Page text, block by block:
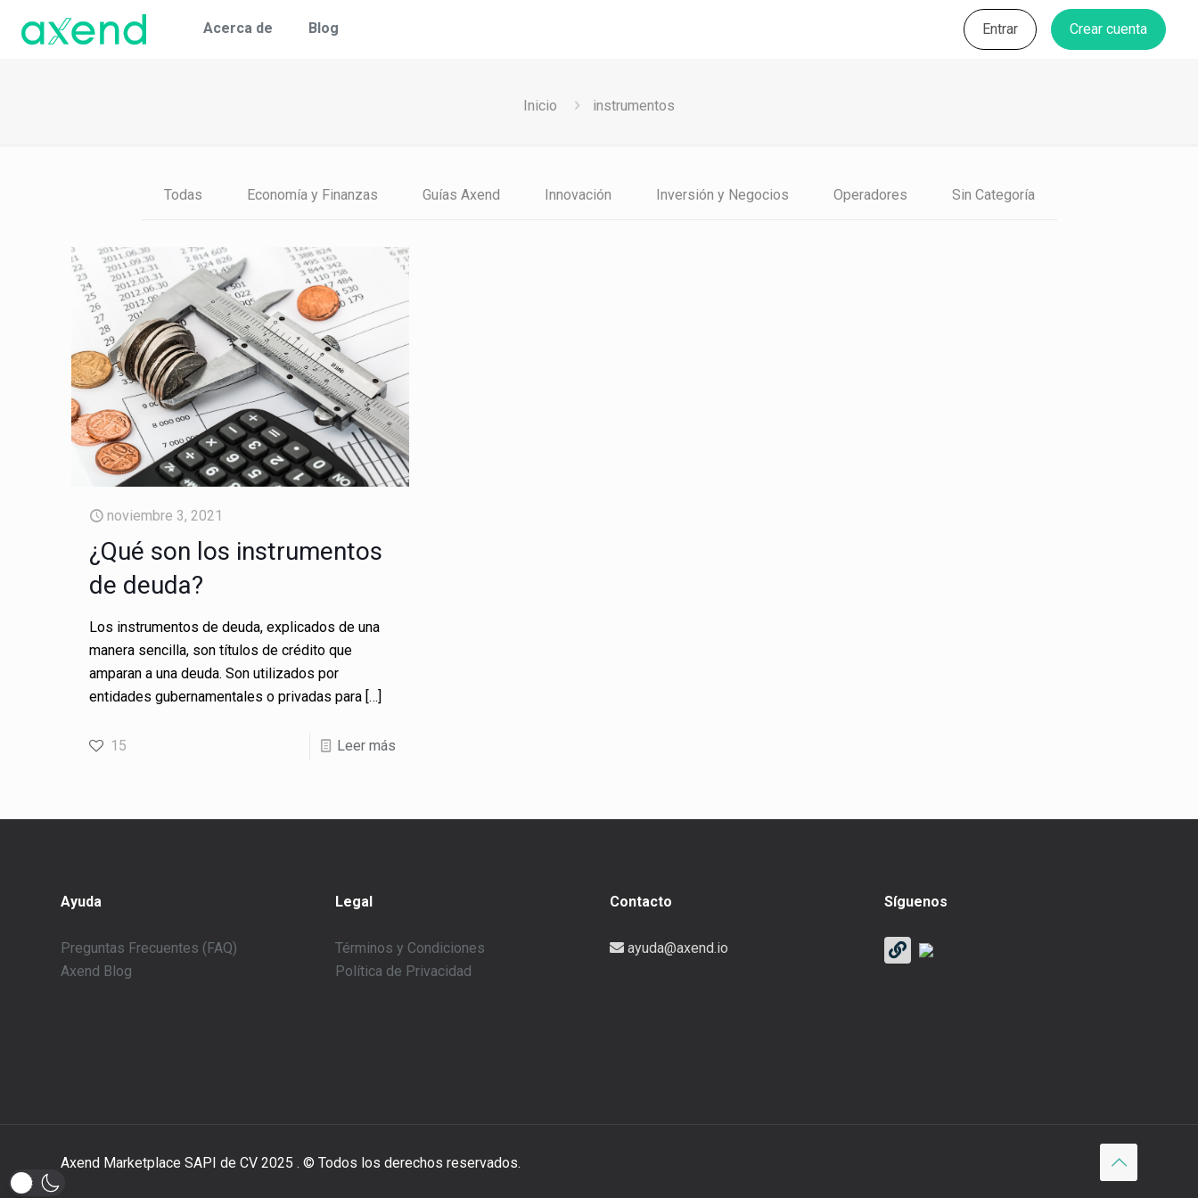
Acerca de Blog Entrar Crear cuenta
Inicio instrumentos
Todas Economía y Finanzas Guías Axend Innovación Inversión y Negocios Operadores Sin Categoría
noviembre 3, 2021
¿Qué son los instrumentos
de deuda?
Los instrumentos de deuda, explicados de una
manera sencilla, son títulos de crédito que
amparan a una deuda. Son utilizados por
entidades gubernamentales o privadas para […]
15 Leer más
Ayuda
Preguntas Frecuentes (FAQ)
Axend Blog
Legal
Términos y Condiciones
Política de Privacidad
Contacto
ayuda@axend.io
Síguenos
Axend Marketplace SAPI de CV 2025 . © Todos los derechos reservados.